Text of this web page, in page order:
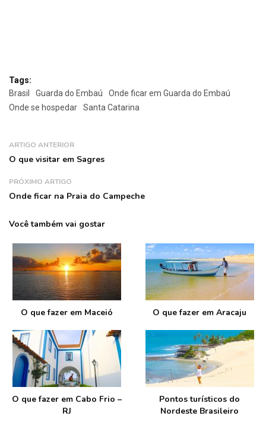
Tags:
Brasil
Guarda do Embaú
Onde ficar em Guarda do Embaú
Onde se hospedar
Santa Catarina
ARTIGO ANTERIOR
O que visitar em Sagres
PRÓXIMO ARTIGO
Onde ficar na Praia do Campeche
Você também vai gostar
O que fazer em Maceió O que fazer em Aracaju
O que fazer em Cabo Frio –
RJ
Pontos turísticos do
Nordeste Brasileiro